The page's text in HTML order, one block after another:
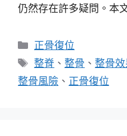
仍然存在許多疑問。本
分
類
正骨復位
標
籤
整脊 、整骨 、整骨效
整骨風險 、 正骨復位